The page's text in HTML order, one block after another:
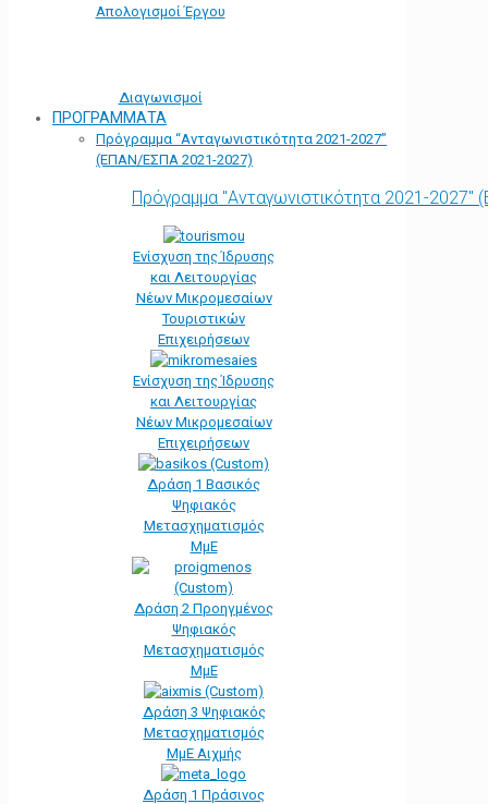
Απολογισμοί Έργου
Διαγωνισμοί
ΠΡΟΓΡΑΜΜΑΤΑ
Πρόγραμμα “Ανταγωνιστικότητα 2021-2027”
(ΕΠΑΝ/ΕΣΠΑ 2021-2027)
Πρόγραμμα "Ανταγωνιστικότητα 2021-
Ενίσχυση της Ίδρυσης
και Λειτουργίας
Νέων Μικρομεσαίων
Τουριστικών
Επιχειρήσεων
Ενίσχυση της Ίδρυσης
και Λειτουργίας
Νέων Μικρομεσαίων
Επιχειρήσεων
Δράση 1 Βασικός
Ψηφιακός
Μετασχηματισμός
ΜμΕ
Δράση 2 Προηγμένος
Ψηφιακός
Μετασχηματισμός
ΜμΕ
Δράση 3 Ψηφιακός
Μετασχηματισμός
ΜμΕ Αιχμής
Δράση 1 Πράσινος